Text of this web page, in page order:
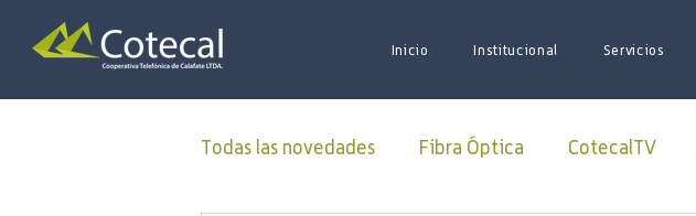
Inicio Institucional Servicios
Todas las novedades Fibra Óptica CotecalTV